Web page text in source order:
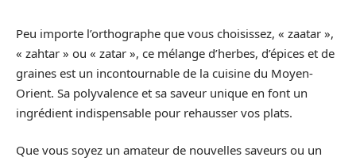
Peu importe l’orthographe que vous choisissez, « zaatar »,
« zahtar » ou « zatar », ce mélange d’herbes, d’épices et de
graines est un incontournable de la cuisine du Moyen-
Orient. Sa polyvalence et sa saveur unique en font un
ingrédient indispensable pour rehausser vos plats.
Que vous soyez un amateur de nouvelles saveurs ou un